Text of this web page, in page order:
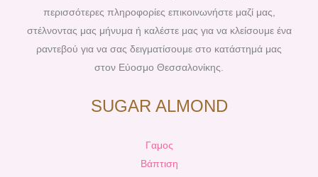
περισσότερες πληροφορίες επικοινωνήστε μαζί μας,
στέλνοντας μας μήνυμα ή καλέστε μας για να κλείσουμε ένα
ραντεβού για να σας δειγματίσουμε στο κατάστημά μας
στον Εύοσμο Θεσσαλονίκης.
SUGAR ALMOND
Γαμος
Βάπτιση